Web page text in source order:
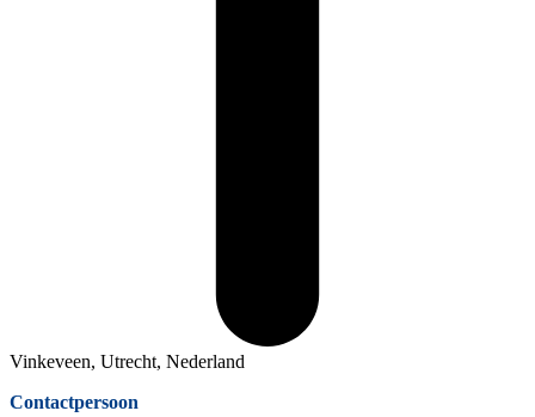
Vinkeveen, Utrecht, Nederland
Contactpersoon